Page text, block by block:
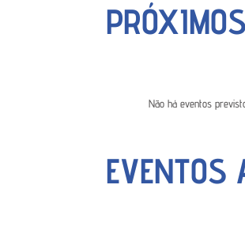
Não há eventos
EVENTOS